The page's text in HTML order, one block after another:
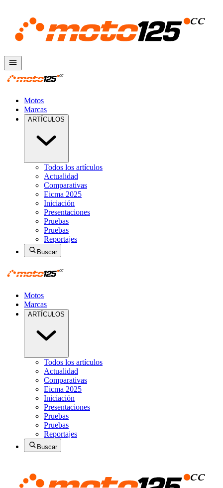
Motos
Marcas
ARTÍCULOS
Todos los artículos
Actualidad
Comparativas
Eicma 2025
Iniciación
Presentaciones
Pruebas
Pruebas
Reportajes
Buscar
Motos
Marcas
ARTÍCULOS
Todos los artículos
Actualidad
Comparativas
Eicma 2025
Iniciación
Presentaciones
Pruebas
Pruebas
Reportajes
Buscar